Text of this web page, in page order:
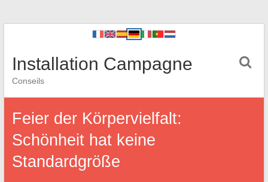
Installation Campagne
Conseils
Feier der Körpervielfalt:
Schönheit hat keine
Standardgröße